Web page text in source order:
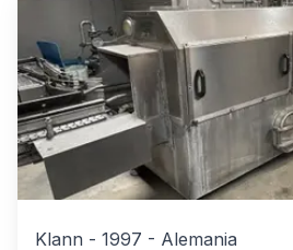
Klann - 1997 - Alemania